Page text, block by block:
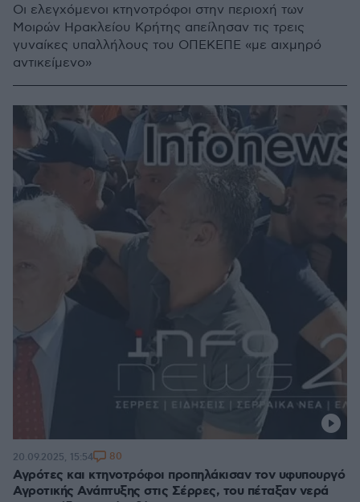
Οι ελεγχόμενοι κτηνοτρόφοι στην περιοχή των
Μοιρών Ηρακλείου Κρήτης απείλησαν τις τρεις
γυναίκες υπαλλήλους του ΟΠΕΚΕΠΕ «με αιχμηρό
αντικείμενο»
Αγρότες και κτηνοτρόφοι προπηλάκισαν τον υφυπουργό
Αγροτικής Ανάπτυξης στις Σέρρες, του πέταξαν νερά
20.09.2025, 15:54 80